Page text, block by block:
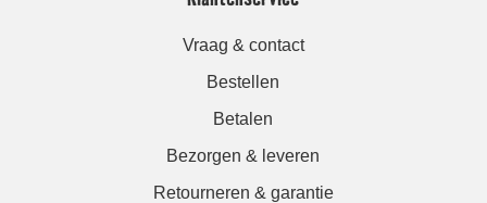
Vraag & contact
Bestellen
Betalen
Bezorgen & leveren
Retourneren & garantie